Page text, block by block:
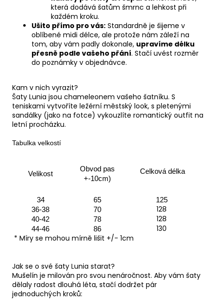
která dodává šatům šmrnc a lehkost při
každém kroku.
Ušito přímo pro vás: Standardně je šijeme v
oblíbené midi délce, ale protože nám záleží na
tom, aby vám padly dokonale, upravíme délku
přesně podle vašeho přání. Stačí uvést rozměr
do poznámky v objednávce.
Kam v nich vyrazit?
Šaty Lunia jsou chameleonem vašeho šatníku. S
teniskami vytvoříte ležérní městský look, s pletenými
sandálky (jako na fotce) vykouzlíte romantický outfit na
letní procházku.
Tabulka velkostí
Velikost
Obvod pas
+-10cm)
Celková délka
34 65
125
36-38
70 128
40-42 78 128
44-46 86
130
* Míry se mohou mírně lišit +/- 1cm
Jak se o své šaty Lunia starat?
Mušelín je milován pro svou nenáročnost. Aby vám šaty
dělaly radost dlouhá léta, stačí dodržet pár
jednoduchých kroků: